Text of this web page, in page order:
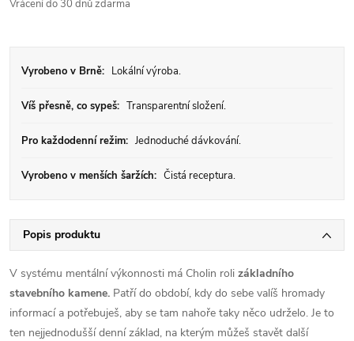
Vrácení do 30 dnů zdarma
Vyrobeno v Brně: Lokální výroba.
Víš přesně, co sypeš: Transparentní složení.
Pro každodenní režim: Jednoduché dávkování.
Vyrobeno v menších šaržích: Čistá receptura.
Popis produktu
V systému mentální výkonnosti má Cholin roli základního
stavebního kamene. Patří do období, kdy do sebe valíš hromady
informací a potřebuješ, aby se tam nahoře taky něco udrželo. Je to
ten nejjednodušší denní základ, na kterým můžeš stavět další